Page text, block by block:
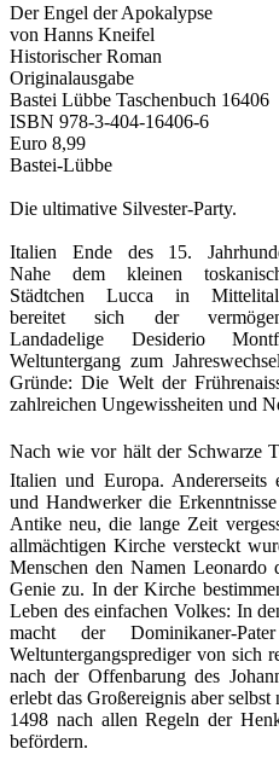
Der Engel der Apokalypse
von Hanns Kneifel
Historischer Roman
Originalausgabe
Bastei Lübbe Taschenbuch 16406
ISBN 978-3-404-16406-6
Euro 8,99
Bastei-Lübbe
Die ultimative Silvester-Party.
Italien Ende des 15.
Nahe dem kleinen
Städtchen Lucca in
bereitet sich der
Landadelige Desiderio
Weltuntergang zum
Gründe: Die Welt der
zahlreichen Ungewissheiten und
Nach wie vor hält der Schwarze
Italien und Europa. Andererseits
und Handwerker die
Antike neu, die lange Zeit
allmächtigen Kirche versteckt
Menschen den Namen
Genie zu. In der Kirche
Leben des einfachen Volkes: In
macht der Dominikaner-
Weltuntergangsprediger von sich
nach der Offenbarung des
erlebt das Großereignis aber
1498 nach allen Regeln der
befördern.